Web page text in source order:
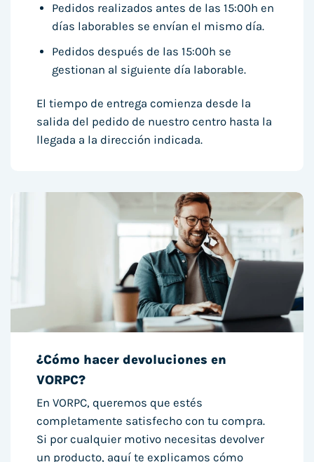
Pedidos realizados antes de las 15:00h en
días laborables se envían el mismo día.
Pedidos después de las 15:00h se
gestionan al siguiente día laborable.
El tiempo de entrega comienza desde la
salida del pedido de nuestro centro hasta la
llegada a la dirección indicada.
¿Cómo hacer devoluciones en
VORPC?
En VORPC, queremos que estés
completamente satisfecho con tu compra.
Si por cualquier motivo necesitas devolver
un producto, aquí te explicamos cómo